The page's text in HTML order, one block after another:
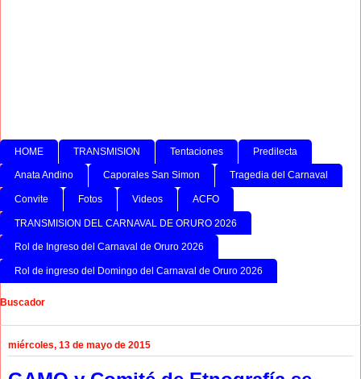
HOME TRANSMISION Tentaciones Predilecta
Anata Andino Caporales San Simon Tragedia del Carnaval
Convite Fotos Videos ACFO
TRANSMISION DEL CARNAVAL DE ORURO 2026
Rol de Ingreso del Carnaval de Oruro 2026
Rol de ingreso del Domingo del Carnaval de Oruro 2026
Buscador
miércoles, 13 de mayo de 2015